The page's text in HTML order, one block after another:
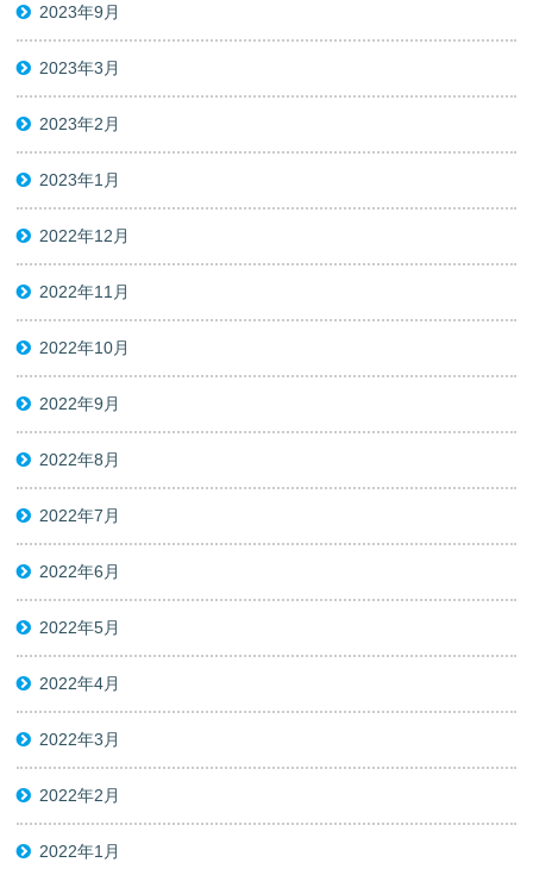
2023年9月
2023年3月
2023年2月
2023年1月
2022年12月
2022年11月
2022年10月
2022年9月
2022年8月
2022年7月
2022年6月
2022年5月
2022年4月
2022年3月
2022年2月
2022年1月